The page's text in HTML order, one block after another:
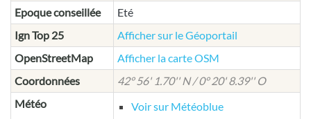
Epoque conseillée
Eté
Ign Top 25
Afficher sur le Géoportail
OpenStreetMap
Afficher la carte OSM
Coordonnées
42° 56' 1.70'' N / 0° 20' 8.39'' O
Météo
Voir sur Météoblue